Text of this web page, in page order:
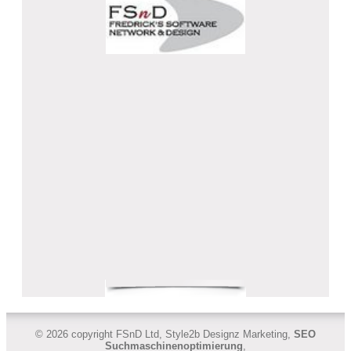
© 2026 copyright FSnD Ltd, Style2b Designz Marketing, SEO
Suchmaschinenoptimierung,